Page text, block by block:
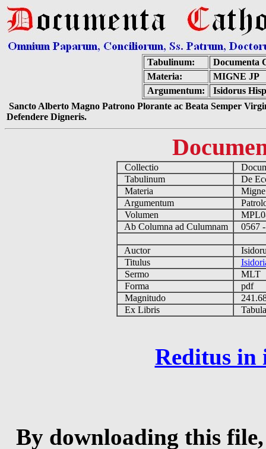
Tabulinum:
Documenta
Materia:
MIGNE JP
Argumentum:
Isidorus
Sancto Alberto Magno Patrono Plorante ac Beata Semper
Defendere Digneris.
Collectio
Tabulinum
De
Materia
Argumentum
Volumen
Ab Columna ad Culumnam
0567
Auctor
Titulus
Sermo
MLT
Forma
pdf
Magnitudo
Ex Libris
Reditus in
By downloading this